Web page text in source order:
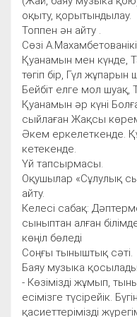
оқыту, қорытындылау.
Топпен ән айту .
Сөзі
Қуанамын мен күнде,
төгіп бір, Гүл жұпарын
Бейбіт елге мол шуақ,
Қуанамын әр күні
сыйлаған Жақсы
Әкем еркелеткенде.
кетекенде.
Үй тапсырмасы.
Оқушылар «Сұлулық
айту.
Келесі сабақ:
сыныптан алған
көңіл бөледі
Соңғы тыныштық сәті.
Баяу музыка қосылады.
- Көзімізді жұмып,
есімізге түсірейік.
қасиеттерімізді